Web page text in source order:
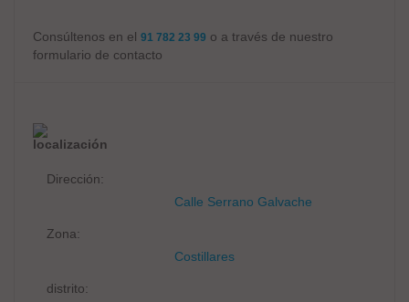
Consúltenos en el 91 782 23 99 o a través de nuestro
formulario de contacto
localización
Dirección:
Calle Serrano Galvache
Zona:
Costillares
distrito: